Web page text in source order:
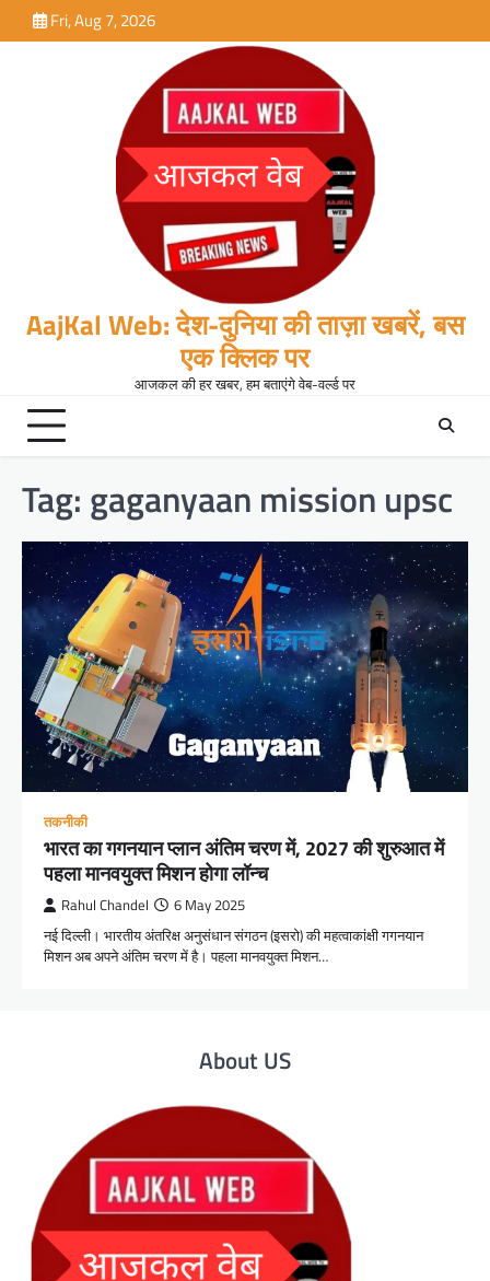
to
Fri, Aug 7, 2026
AajKal Web: देश-दुनिया की ताज़ा खबरें, बस
एक क्लिक पर
आजकल की हर खबर, हम बताएंगे वेब-वर्ल्ड पर
Tag: gaganyaan mission upsc
तकनीकी
भारत का गगनयान प्लान अंतिम चरण में, 2027 की शुरुआत में
पहला मानवयुक्त मिशन होगा लॉन्च
Rahul Chandel 6 May 2025
नई दिल्ली। भारतीय अंतरिक्ष अनुसंधान संगठन (इसरो) की महत्वाकांक्षी गगनयान
मिशन अब अपने अंतिम चरण में है। पहला मानवयुक्त मिशन…
About US